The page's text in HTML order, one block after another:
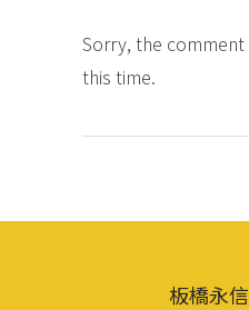
Sorry, the
this time.
板橋永